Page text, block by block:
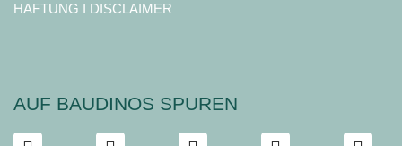
HAFTUNG I DISCLAIMER
AUF BAUDINOS SPUREN